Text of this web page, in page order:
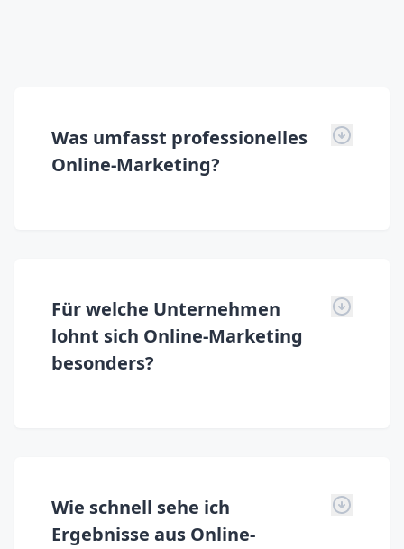
Was umfasst professionelles
Online-Marketing?
Für welche Unternehmen
lohnt sich Online-Marketing
besonders?
Wie schnell sehe ich
Ergebnisse aus Online-